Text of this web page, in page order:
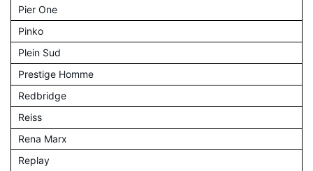
Pier One
Pinko
Plein Sud
Prestige Homme
Redbridge
Reiss
Rena Marx
Replay